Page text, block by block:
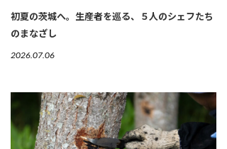
初夏の茨城へ。生産者を巡る、５人のシェフたち
のまなざし
2026.07.06